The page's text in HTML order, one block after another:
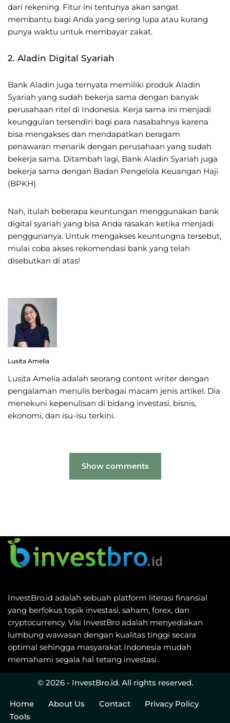
dari rekening. Fitur ini tentunya akan sangat
membantu bagi Anda yang sering lupa atau kurang
punya waktu untuk membayar zakat.
2. Aladin Digital Syariah
Bank Aladin juga ternyata memiliki produk Aladin
Syariah yang sudah bekerja sama dengan banyak
perusahaan ritel di Indonesia. Kerja sama ini menjadi
keunggulan tersendiri bagi para nasabahnya karena
bisa mengakses dan mendapatkan beragam
penawaran menarik dengan perusahaan yang sudah
bekerja sama. Ditambah lagi, Bank Aladin Syariah juga
bekerja sama dengan Badan Pengelola Keuangan Haji
(BPKH).
Nah, itulah beberapa keuntungan menggunakan bank
digital syariah yang bisa Anda rasakan ketika menjadi
penggunanya. Untuk mengakses keuntungna tersebut,
mulai coba akses rekomendasi bank yang telah
disebutkan di atas!
Lusita Amelia
Lusita Amelia adalah seorang content writer dengan
pengalaman menulis berbagai macam jenis artikel. Dia
menekuni kepenulisan di bidang investasi, bisnis,
ekonomi, dan isu-isu terkini.
Show comments
InvestBro.id adalah sebuah platform literasi finansial
yang berfokus topik investasi, saham, forex, dan
cryptocurrency. Visi InvestBro adalah menyediakan
lumbung wawasan dengan kualitas tinggi secara
optimal sehingga masyarakat Indonesia mudah
memahami segala hal tetang investasi.
© 2026 - InvestBro.id. All rights reserved.
Home About Us Contact
Privacy Policy
Tools